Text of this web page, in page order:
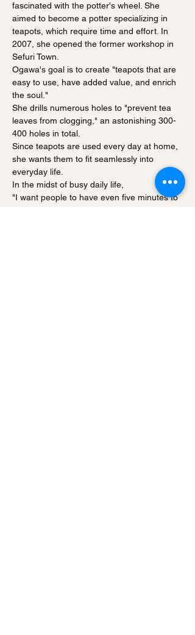
fascinated with the potter's wheel. She
aimed to become a potter specializing in
teapots, which require time and effort. In
2007, she opened the former workshop in
Sefuri Town.
Ogawa's goal is to create "teapots that are
easy to use, have added value, and enrich
the soul."
She drills numerous holes to "prevent tea
leaves from clogging," an astonishing 300-
400 holes in total.
Since teapots are used every day at home,
she wants them to fit seamlessly into
everyday life.
In the midst of busy daily life,
"I want people to have even five minutes to